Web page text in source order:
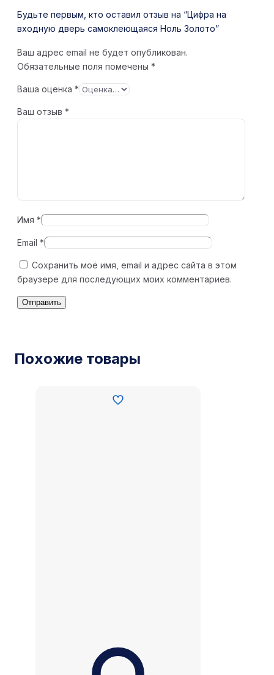
Будьте первым, кто оставил отзыв на “Цифра на
входную дверь самоклеющаяся Ноль Золото”
Ваш адрес email не будет опубликован.
Обязательные поля помечены *
Ваша оценка *
Ваш отзыв *
Имя *
Email *
Сохранить моё имя, email и адрес сайта в этом
браузере для последующих моих комментариев.
Похожие товары